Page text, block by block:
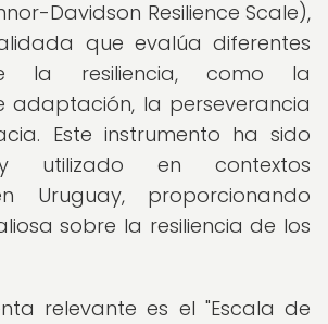
Davidson Resilience Scale),
que evalúa diferentes
la resiliencia, como la
la perseverancia
Este instrumento ha sido
utilizado en contextos
Uruguay, proporcionando
sobre la resiliencia de los
relevante es el "Escala de